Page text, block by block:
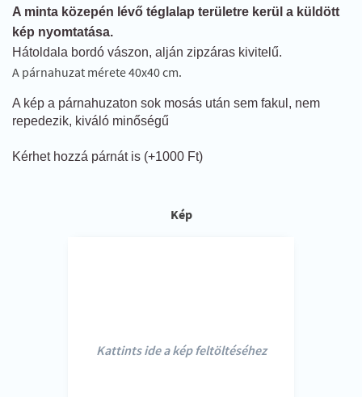
A minta közepén lévő téglalap területre kerül a küldött
kép nyomtatása.
Hátoldala bordó vászon, alján zipzáras kivitelű.
A párnahuzat mérete 40x40 cm.
A kép a párnahuzaton sok mosás után sem fakul, nem
repedezik, kiváló minőségű
Kérhet hozzá párnát is (+1000 Ft)
Kép
Kattints ide a kép feltöltéséhez